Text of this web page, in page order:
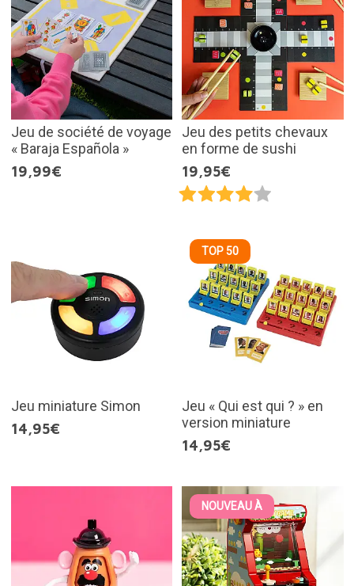
Jeu de société de voyage
« Baraja Española »
19,99€
Jeu des petits chevaux
en forme de sushi
19,95€
Jeu miniature Simon
14,95€
TOP 50
Jeu « Qui est qui ? » en
version miniature
14,95€
NOUVEAU À